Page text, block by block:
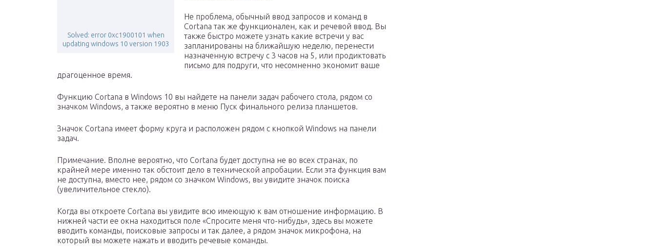
Solved: error 0xc1900101 when
updating windows 10 version 1903
Не проблема, обычный ввод запросов и команд в
Cortana так же функционален, как и речевой ввод. Вы
также быстро можете узнать какие встречи у вас
запланированы на ближайшую неделю, перенести
назначенную встречу с 3 часов на 5, или продиктовать
письмо для подруги, что несомненно экономит ваше
драгоценное время.
Функцию Cortana в Windows 10 вы найдете на панели задач рабочего стола, рядом со
значком Windows, а также вероятно в меню Пуск финального релиза планшетов.
Значок Cortana имеет форму круга и расположен рядом с кнопкой Windows на панели
задач.
Примечание. Вполне вероятно, что Cortana будет доступна не во всех странах, по
крайней мере именно так обстоит дело в технической апробации. Если эта функция вам
не доступна, вместо нее, рядом со значком Windows, вы увидите значок поиска
(увеличительное стекло).
Когда вы откроете Cortana вы увидите всю имеющую к вам отношение информацию. В
нижней части ее окна находиться поле «Спросите меня что-нибудь», здесь вы можете
вводить команды, поисковые запросы и так далее, а рядом значок микрофона, на
который вы можете нажать и вводить речевые команды.